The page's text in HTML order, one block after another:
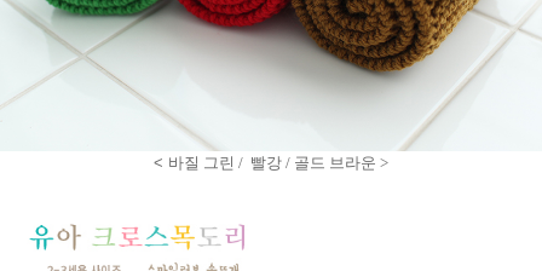
< 바질 그린 / 빨강 / 골드 브라운 >